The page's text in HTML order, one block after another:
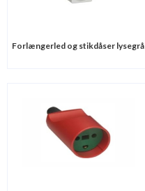
Forlængerled og stikdåser lysegrå